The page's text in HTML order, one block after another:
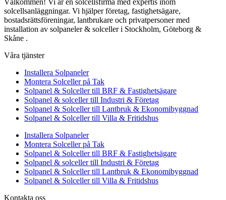
Välkommen! Vi är en solcellsfirma med expertis inom
solcellsanläggningar. Vi hjälper företag, fastighetsägare,
bostadsrättsföreningar, lantbrukare och privatpersoner med
installation av solpaneler & solceller i Stockholm, Göteborg &
Skåne .
Våra tjänster
Installera Solpaneler
Montera Solceller på Tak
Solpanel & Solceller till BRF & Fastighetsägare
Solpanel & solceller till Industri & Företag
Solpanel & Solceller till Lantbruk & Ekonomibyggnad
Solpanel & Solceller till Villa & Fritidshus
Installera Solpaneler
Montera Solceller på Tak
Solpanel & Solceller till BRF & Fastighetsägare
Solpanel & solceller till Industri & Företag
Solpanel & Solceller till Lantbruk & Ekonomibyggnad
Solpanel & Solceller till Villa & Fritidshus
Kontakta oss